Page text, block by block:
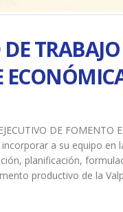
DE FOMENTO
a su equipo
planificación,
productivo de la